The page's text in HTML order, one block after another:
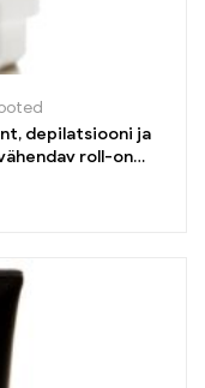
depilatsiooni ja
roll-on